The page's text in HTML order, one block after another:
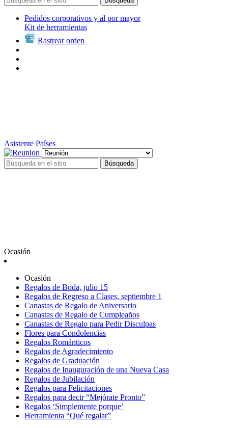
Pedidos corporativos y al por mayor
Kit de herramientas
Rastrear orden
Asistente Países
Búsqueda
Ocasión
Ocasión
Regalos de Boda, julio 15
Regalos de Regreso a Clases, septiembre 1
Canastas de Regalo de Aniversario
Canastas de Regalo de Cumpleaños
Canastas de Regalo para Pedir Disculpas
Flores para Condolencias
Regalos Románticos
Regalos de Agradecimiento
Regalos de Graduación
Regalos de Inauguración de una Nueva Casa
Regalos de Jubilación
Regalos para Felicitaciones
Regalos para decir “Mejórate Pronto”
Regalos ‘Simplemente porque’
Herramienta “Qué regalar”